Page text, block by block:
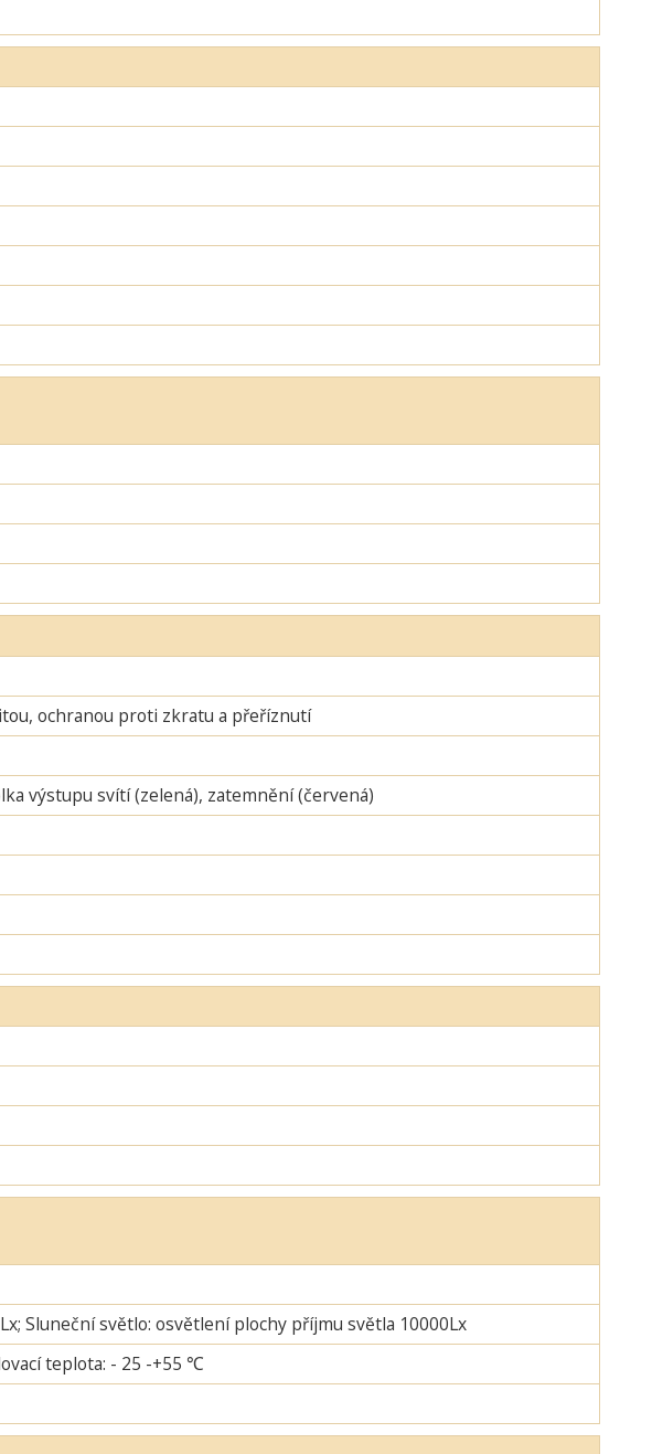
ochranou proti zkratu a přeříznutí
výstupu svítí (zelená), zatemnění (červená)
Sluneční světlo: osvětlení plochy příjmu světla 10000Lx
teplota: - 25 -+55 ℃